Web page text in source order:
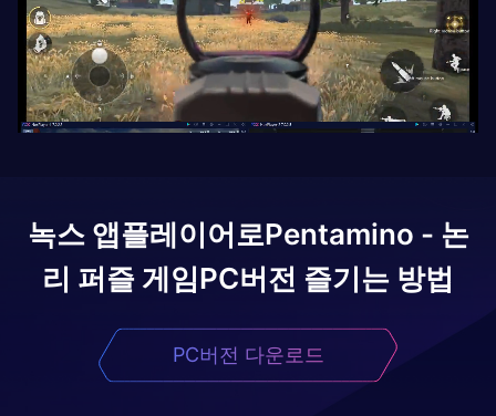
녹스 앱플레이어로Pentamino - 논
리 퍼즐 게임PC버전 즐기는 방법
PC버전 다운로드